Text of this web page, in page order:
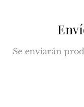
Se enviarán